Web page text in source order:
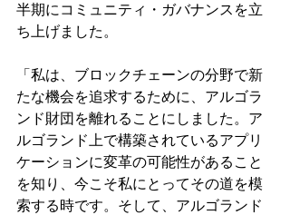
半期にコミュニティ・ガバナンスを立
ち上げました。
「私は、ブロックチェーンの分野で新
たな機会を追求するために、アルゴラ
ンド財団を離れることにしました。ア
ルゴランド上で構築されているアプリ
ケーションに変革の可能性があること
を知り、今こそ私にとってその道を模
索する時です。そして、アルゴランド